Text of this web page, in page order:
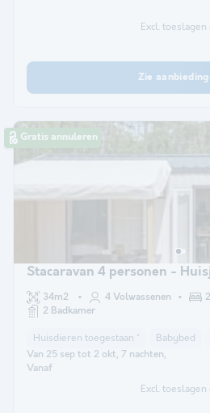
Excl.
Zie
Gratis annuleren
Stacaravan 4 personen -
34m2 4 Volwassenen
2 Badkamer
Huisdieren toegestaan * Babybed
Van 25 sep tot 2 okt, 7 nachten,
Vanaf
Excl.